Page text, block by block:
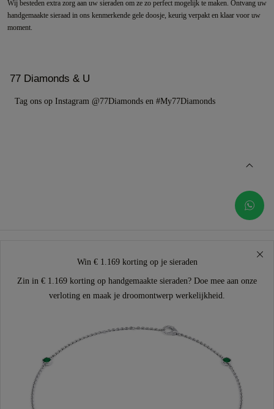
Wij besteden extra zorg aan uw sieraden om ze zo perfect mogelijk te maken. Ontvang uw
handgemaakte sieraad in ons kenmerkende gele doosje, keurig verpakt en klaar voor uw
moment.
77 Diamonds & U
Tag ons op Instagram @77Diamonds en #My77Diamonds
Win € 1.169 korting op je sieraden
Zin in € 1.169 korting op handgemaakte sieraden? Doe mee aan onze
verloting en maak je droomontwerp werkelijkheid.